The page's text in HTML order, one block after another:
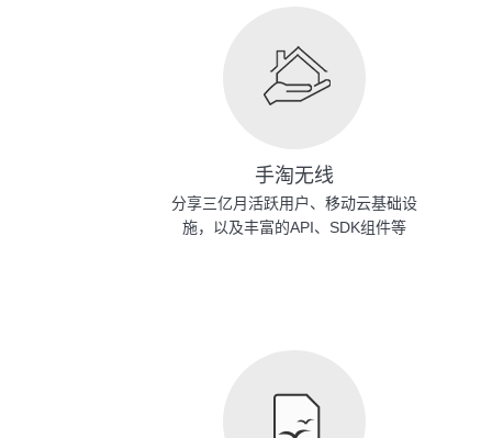
手淘无线
分享三亿月活跃用户、移动云基础设
施，以及丰富的API、SDK组件等